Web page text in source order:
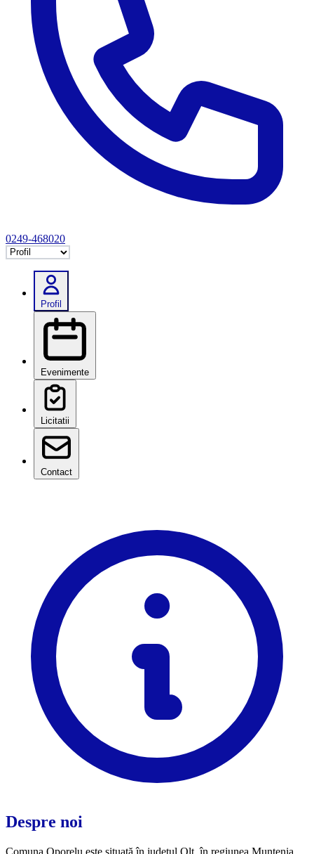
0249-468020
Selectează tab
Profil
Evenimente
Licitatii
Contact
Despre noi
Comuna Oporelu este situată în județul Olt, în regiunea Muntenia